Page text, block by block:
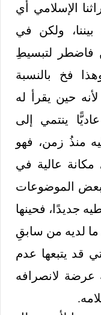
الإسلامي أي
ولكن في
فاضطر لتبسيطِ
فخ بالنسبة
حين يقرأ له
ينتمي إلى
منذُ زمن، فهو
عالية في
الموضوعات
جديدًا، فحينها
لديه من سابقِ
قد يتبعها عدم
عرضة لانصرافه